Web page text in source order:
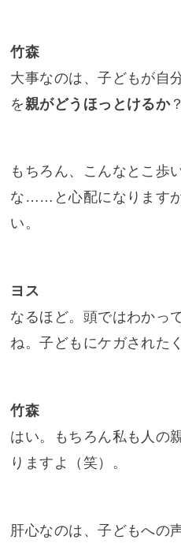
竹森
大事なのは、子どもが自
を 親がどうほっとけるか？
もちろん、こんなとこ歩
な……と心配になります
い。
ヨス
なるほど。頭ではわかっ
ね。子どもにケガされた
竹森
はい。もちろん私も人の
りますよ（笑）。
肝心なのは、子どもへの